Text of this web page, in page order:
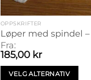
OPPSKRIFTER
Løper med spindel –
Fra:
185,00 kr
VELG ALTERNATIV